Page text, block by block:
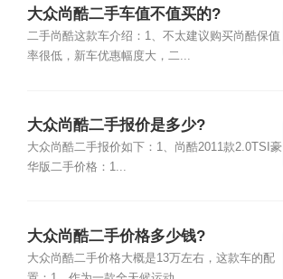
大众尚酷二手车值不值买的?
二手尚酷这款车介绍：1、不太建议购买尚酷保值
率很低，新车优惠幅度大，二...
大众尚酷二手报价是多少?
大众尚酷二手报价如下：1、尚酷2011款2.0TSI豪
华版二手价格：1...
大众尚酷二手价格多少钱?
大众尚酷二手价格大概是13万左右，这款车的配